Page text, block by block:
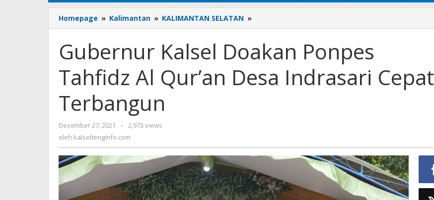
Homepage » Kalimantan » KALIMANTAN SELATAN »
Kalsel
Ponpes
Tahfidz
Qur'an
Gubernur Kalsel Doakan Ponpes
Tahfidz Al Qur’an Desa Indrasari Cepat
Terbangun
Desember 27, 2021
oleh
kalseltenginfo.com
-
2,973 views
oleh kalseltenginfo.com